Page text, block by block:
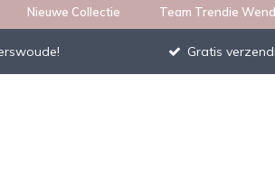
Nieuwe Collectie Team Trendie
Gratis